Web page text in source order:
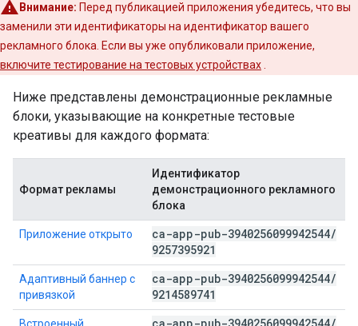
Внимание: Перед публикацией приложения убедитесь, что вы
заменили эти идентификаторы на идентификатор вашего
рекламного блока. Если вы уже опубликовали приложение,
включите тестирование на тестовых устройствах
Ниже представлены демонстрационные рекламные
блоки, указывающие на конкретные тестовые
креативы для каждого формата:
Формат рекламы
Идентификатор
демонстрационного рекламного
блока
Приложение открыто ca-app-pub-3940256099942544/
9257395921
Адаптивный баннер с
привязкой
ca-app-pub-3940256099942544/
9214589741